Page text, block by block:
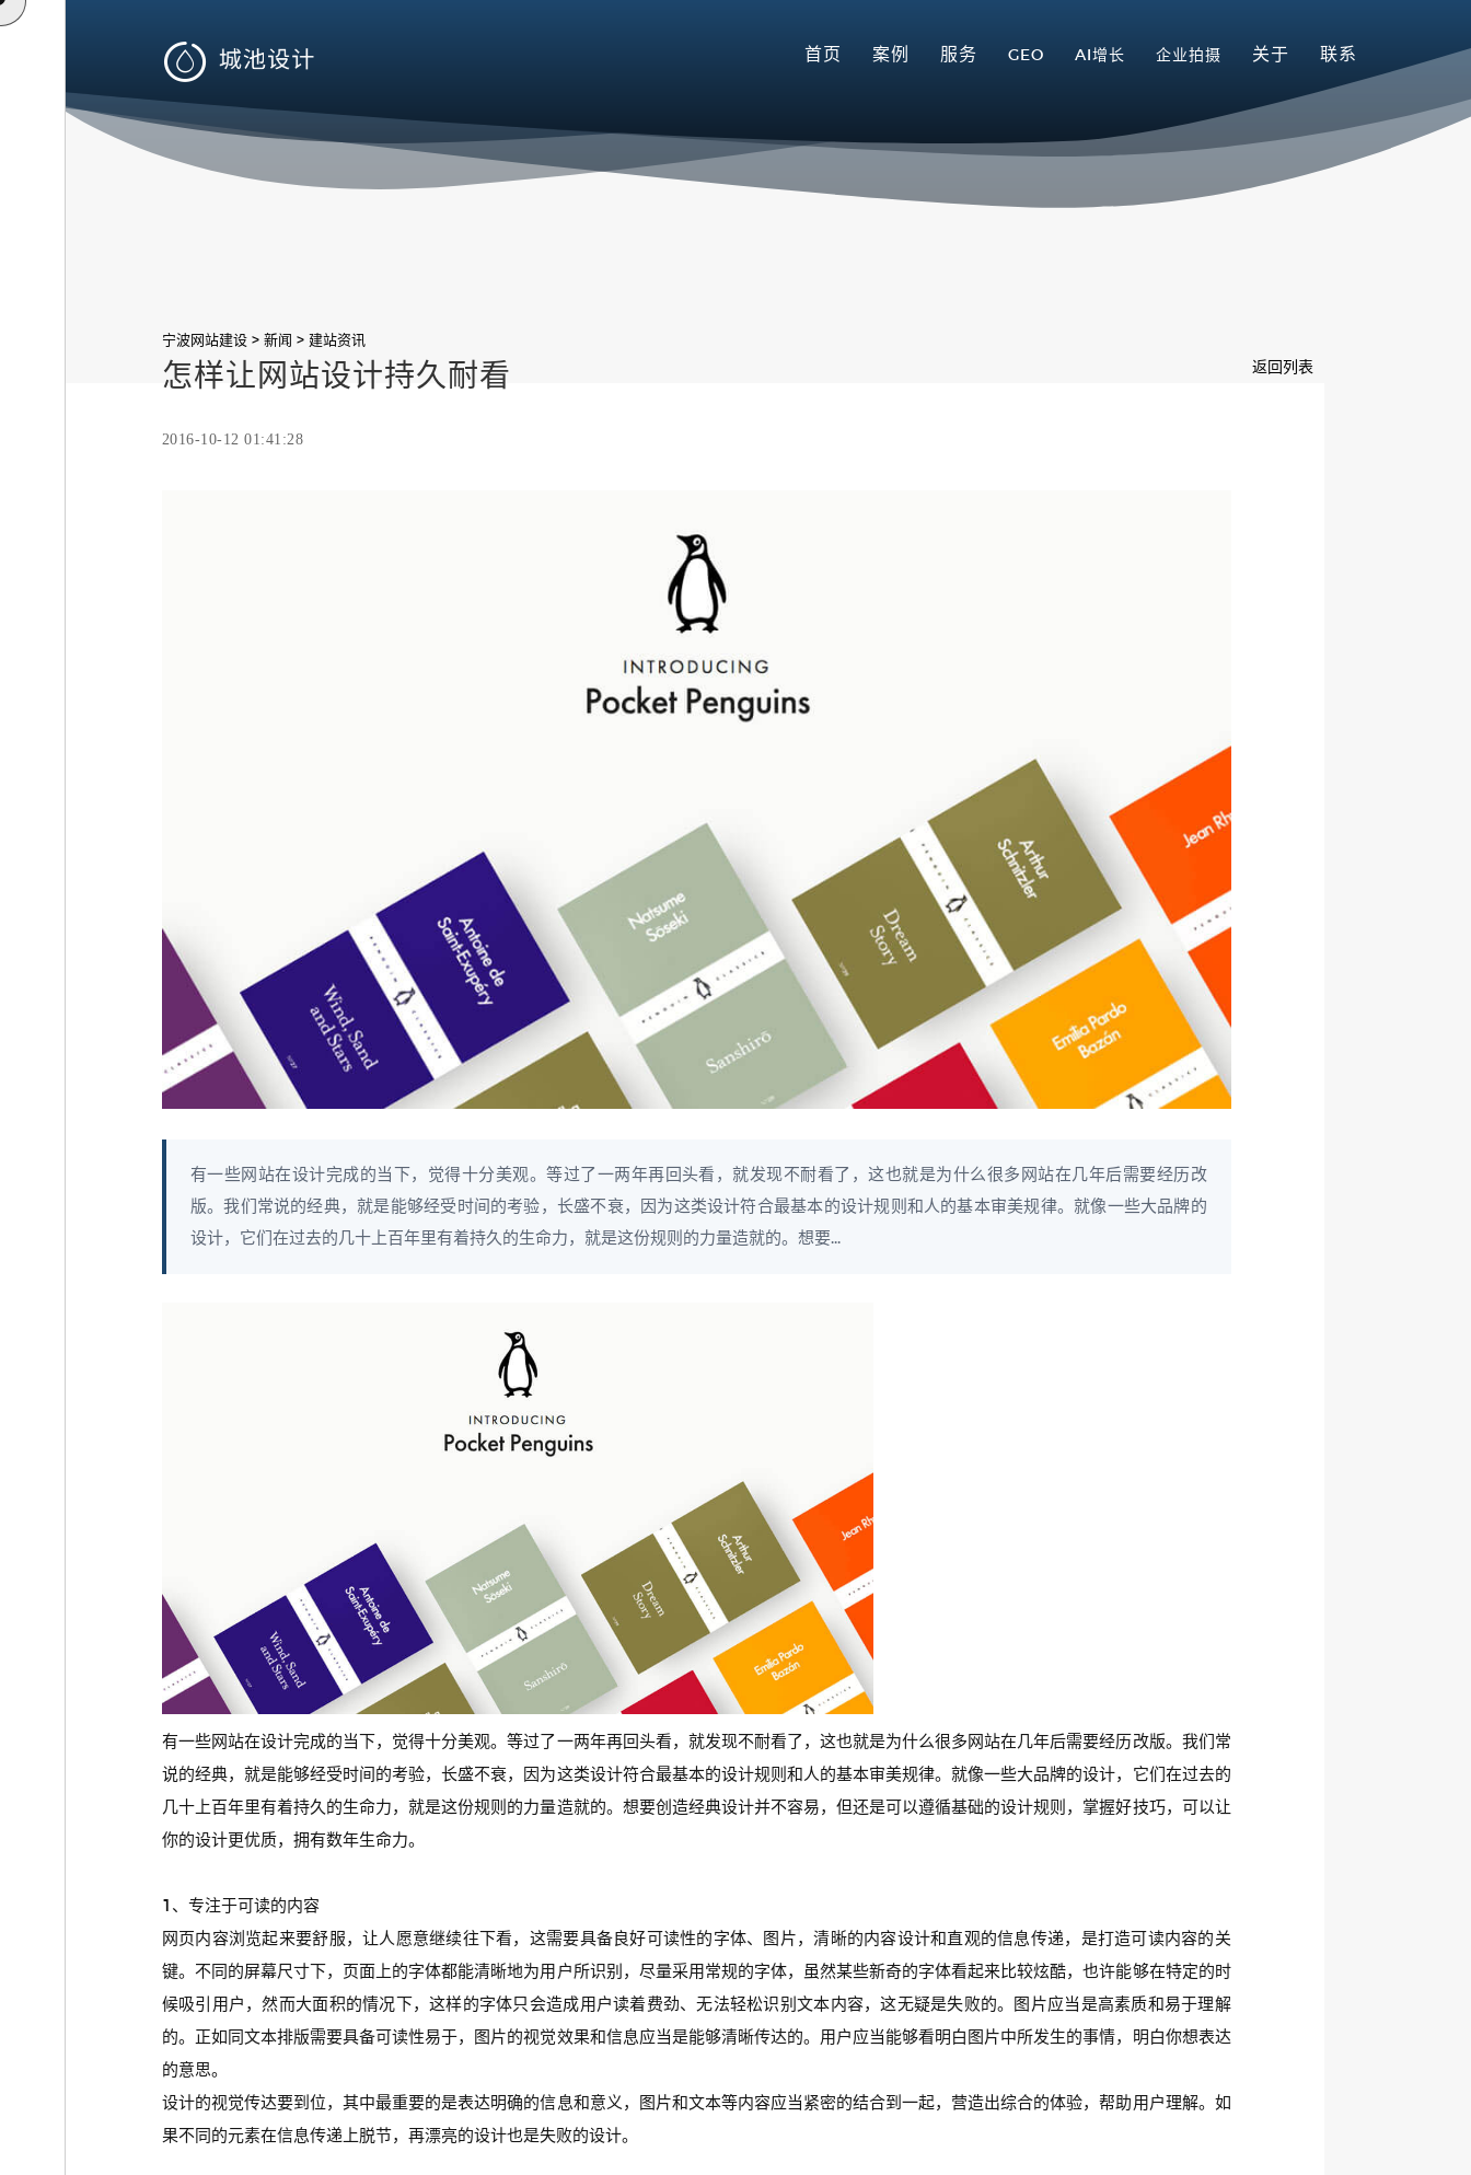
 首页 案例 服务 GEO AI增长 企业拍摄 关于 联系
宁波网站建设> 新闻 > 建站资讯
返回列表
怎样让网站设计持久耐看
2016-10-12 01:41:28
有一些网站在设计完成的当下，觉得十分美观。等过了一两年再回头看，就发现不耐看了，这也就是为什么很多网站在几年后需要经历改
版。我们常说的经典，就是能够经受时间的考验，长盛不衰，因为这类设计符合最基本的设计规则和人的基本审美规律。就像一些大品牌的
设计，它们在过去的几十上百年里有着持久的生命力，就是这份规则的力量造就的。想要...
有一些网站在设计完成的当下，觉得十分美观。等过了一两年再回头看，就发现不耐看了，这也就是为什么很多网站在几年后需要经历改版。我们常
说的经典，就是能够经受时间的考验，长盛不衰，因为这类设计符合最基本的设计规则和人的基本审美规律。就像一些大品牌的设计，它们在过去的
几十上百年里有着持久的生命力，就是这份规则的力量造就的。想要创造经典设计并不容易，但还是可以遵循基础的设计规则，掌握好技巧，可以让
你的设计更优质，拥有数年生命力。
1、专注于可读的内容
网页内容浏览起来要舒服，让人愿意继续往下看，这需要具备良好可读性的字体、图片，清晰的内容设计和直观的信息传递，是打造可读内容的关
键。不同的屏幕尺寸下，页面上的字体都能清晰地为用户所识别，尽量采用常规的字体，虽然某些新奇的字体看起来比较炫酷，也许能够在特定的时
候吸引用户，然而大面积的情况下，这样的字体只会造成用户读着费劲、无法轻松识别文本内容，这无疑是失败的。图片应当是高素质和易于理解
的。正如同文本排版需要具备可读性易于，图片的视觉效果和信息应当是能够清晰传达的。用户应当能够看明白图片中所发生的事情，明白你想表达
的意思。
设计的视觉传达要到位，其中最重要的是表达明确的信息和意义，图片和文本等内容应当紧密的结合到一起，营造出综合的体验，帮助用户理解。如
果不同的元素在信息传递上脱节，再漂亮的设计也是失败的设计。